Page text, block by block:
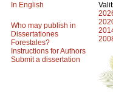
In English
Who may publish in
Dissertationes
Forestales?
Instructions for Authors
Submit a dissertation